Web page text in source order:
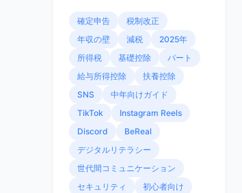
確定申告
税制改正
年収の壁
減税
2025年
所得税
基礎控除
パート
給与所得控除
扶養控除
SNS
中年向けガイド
TikTok
Instagram Reels
Discord
BeReal
デジタルリテラシー
世代間コミュニケーション
セキュリティ
初心者向け